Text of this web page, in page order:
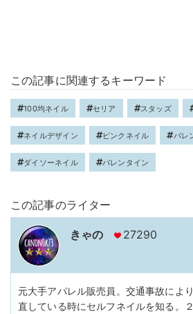
この記事に関連するキーワード
100均ネイル セリア スタッズ
ネイルデザイン ピンクネイル バレ
ダイソーネイル バレンタイン
この記事のライター
きゃの 27290
元大手アパレル販売員。交通事故によ
直している時にセルフネイルを知る。